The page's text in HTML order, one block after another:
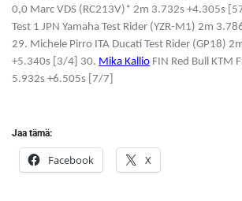
0,0 Marc VDS (RC213V)* 2m 3.732s +4.305s
Test 1 JPN Yamaha Test Rider (YZR-M1) 2m
29. Michele Pirro ITA Ducati Test Rider (GP18)
+5.340s [3/4] 30. Mika Kallio FIN Red Bull KTM
5.932s +6.505s [7/7]
Jaa tämä:
Facebook X